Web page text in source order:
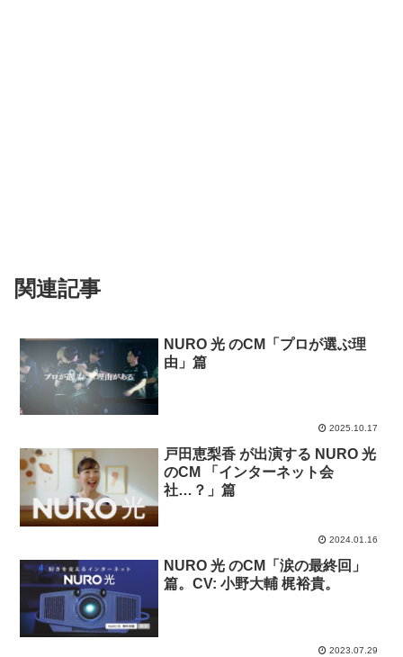
関連記事
NURO 光 のCM「プロが選ぶ理
由」篇
2025.10.17
戸田恵梨香 が出演する NURO 光
のCM 「インターネット会
社…？」篇
2024.01.16
NURO 光 のCM「涙の最終回」
篇。CV: 小野大輔 梶裕貴。
2023.07.29